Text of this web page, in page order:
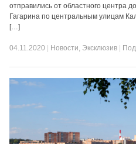
отправились от областного центра
Гагарина по центральным улицам
[…]
04.11.2020 Новости, Эксклюзив